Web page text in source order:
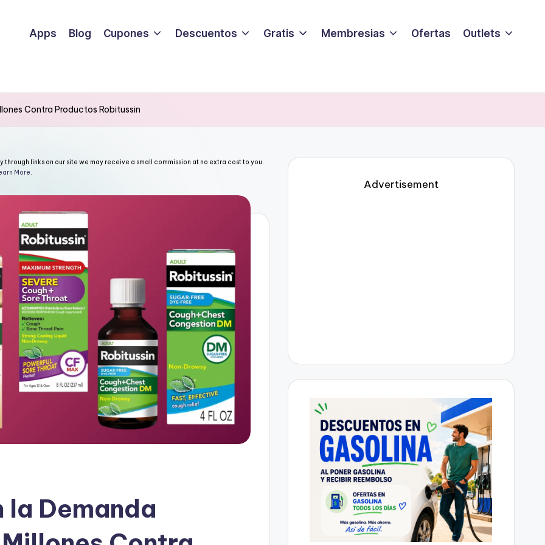
Apps Blog Cupones Descuentos Gratis Membresias Ofertas Outlets
Contra Productos Robitussin
links on our site we may receive a small commission at no extra cost to you.
More.
la Demanda
Advertisement